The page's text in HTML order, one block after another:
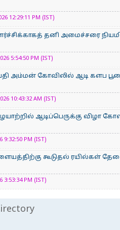
PM (IST)
தனி அமைச்சரை
PM (IST)
அம்மன் கோவிலில் ஆடி களப
AM (IST)
ஆடிப்பெருக்கு விழா
PM (IST)
கூடுதல் ரயில்கள்
PM (IST)